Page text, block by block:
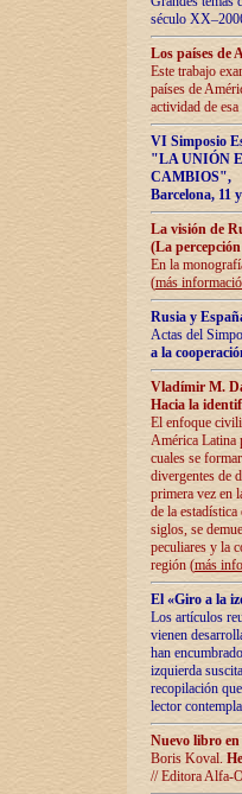
século
Los países de
Este trabajo
países de
actividad de
VI Simposio
"LA UNIÓN
CAMBIOS",
Barcelona, 11
La visión de
(La
En la
(más
Rusia y
Actas del
a la
Vladímir M.
Hacia la
El enfoque
América Latina
cuales se
divergentes de
primera vez en
de la
siglos, se
peculiares y la
región (más
El «Giro a la
Los artículos
vienen
han
izquierda
recopilación
lector
Nuevo libro
Boris Koval.
// Editora Alfa-